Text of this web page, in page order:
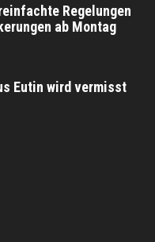
Regelungen
ab Montag
Eutin wird vermisst